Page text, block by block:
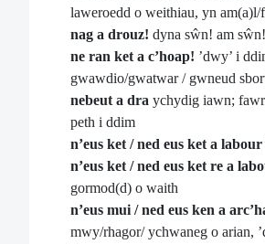
laweroedd o weithiau, yn am(a)l/
nag a drouz! dyna sŵn! am sŵn!
ne ran ket a c’hoap! ’dwy’ i
gwawdio/gwatwar / gwneud
nebeut a dra ychydig iawn; fawr
peth i ddim
n’eus ket / ned eus ket a labour
n’eus ket / ned eus ket re a
gormod(d) o waith
n’eus mui / ned eus ken a
mwy/rhagor/ ychwaneg o arian,